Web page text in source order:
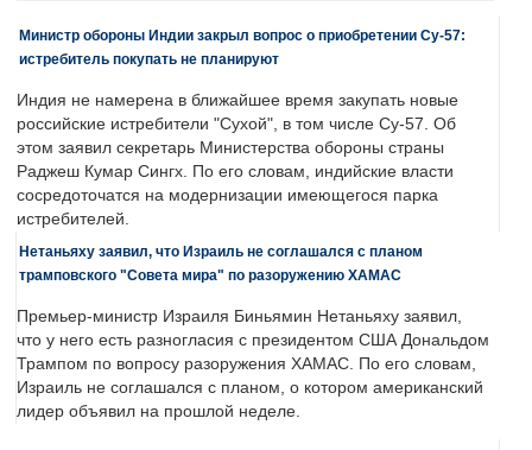
Министр обороны Индии закрыл вопрос о приобретении Су-57:
истребитель покупать не планируют
Индия не намерена в ближайшее время закупать новые
российские истребители "Сухой", в том числе Су-57. Об
этом заявил секретарь Министерства обороны страны
Раджеш Кумар Сингх. По его словам, индийские власти
сосредоточатся на модернизации имеющегося парка
истребителей.
Нетаньяху заявил, что Израиль не соглашался с планом
трамповского "Совета мира" по разоружению ХАМАС
Премьер-министр Израиля Биньямин Нетаньяху заявил,
что у него есть разногласия с президентом США Дональдом
Трампом по вопросу разоружения ХАМАС. По его словам,
Израиль не соглашался с планом, о котором американский
лидер объявил на прошлой неделе.